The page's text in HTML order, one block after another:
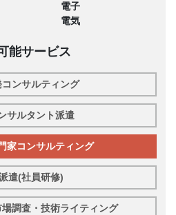
電子
電気
能サービス
ンサルティング
サルタント派遣
家コンサルティング
遣(社員研修)
調査・技術ライティング